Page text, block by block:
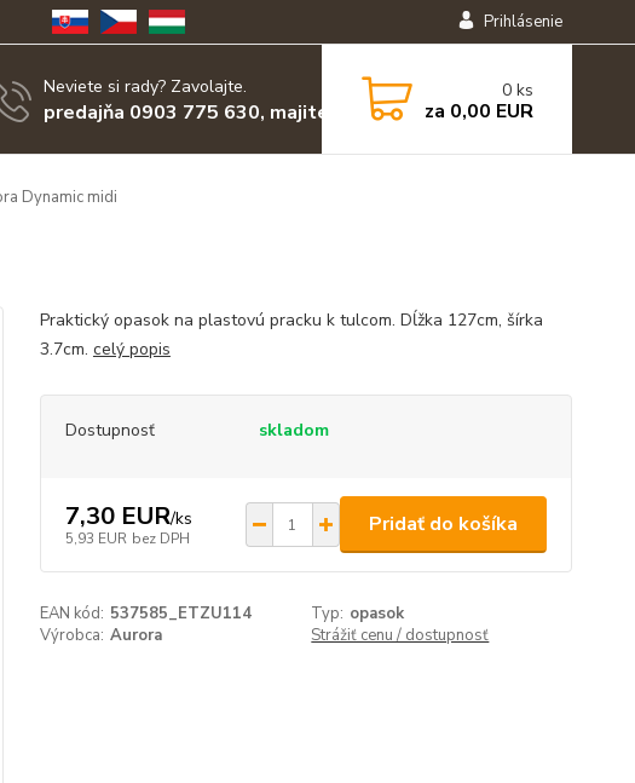
Prihlásenie
Neviete si rady? Zavolajte.
predajňa 0903 775 630, majiteľ 0903 455 630
0 ks
za 0,00 EUR
Dynamic midi
Praktický opasok na plastovú pracku k tulcom. Dĺžka 127cm, šírka
3.7cm. celý popis
Dostupnosť skladom
7,30 EUR/ks
5,93 EUR bez DPH
Pridať do košíka
EAN kód: 537585_ETZU114 Typ: opasok
Výrobca: Aurora Strážiť cenu / dostupnosť